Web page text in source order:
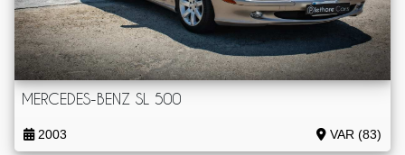
MERCEDES-BENZ SL 500
2003 VAR (83)